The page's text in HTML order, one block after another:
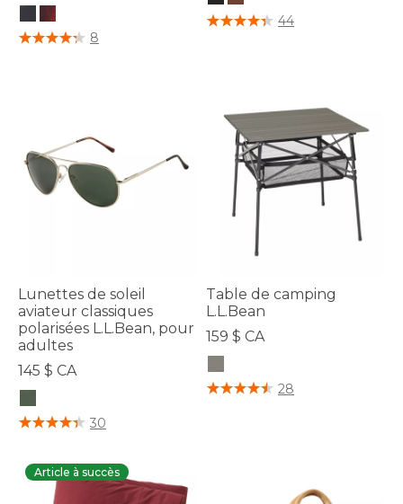
3,3 sur 5 Évaluation des clients
8
5 sur 5 Évaluation des clients
44
Lunettes de soleil
aviateur classiques
polarisées L.L.Bean, pour
adultes
145 $ CA
3,7 sur 5 Évaluation des clients
30
Table de camping
L.L.Bean
159 $ CA
3,7 sur 5 Évaluation des clients
28
Article à succès